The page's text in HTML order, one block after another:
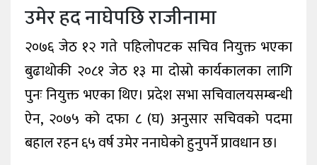
उमेर हद नाघेपछि राजीनामा
२०७६ जेठ १२ गते पहिलोपटक सचिव नियुक्त भएका
बुढाथोकी २०८१ जेठ १३ मा दोस्रो कार्यकालका लागि
पुनः नियुक्त भएका थिए। प्रदेश सभा सचिवालयसम्बन्धी
ऐन, २०७५ को दफा ८ (घ) अनुसार सचिवको पदमा
बहाल रहन ६५ वर्ष उमेर ननाघेको हुनुपर्ने प्रावधान छ।